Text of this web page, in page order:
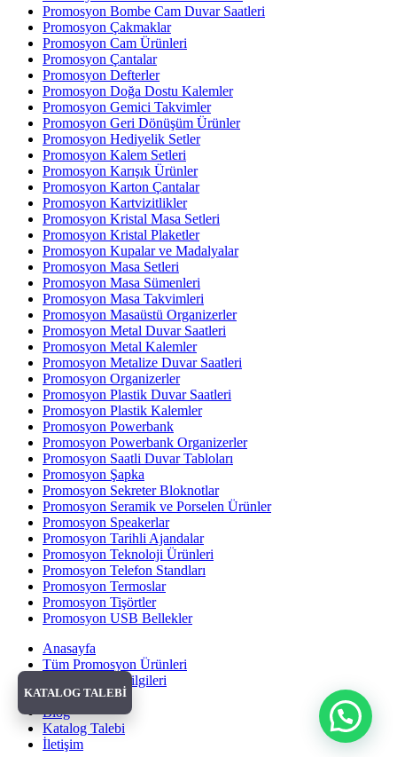
Promosyon Bombe Cam Duvar Saatleri
Promosyon Çakmaklar
Promosyon Cam Ürünleri
Promosyon Çantalar
Promosyon Defterler
Promosyon Doğa Dostu Kalemler
Promosyon Gemici Takvimler
Promosyon Geri Dönüşüm Ürünler
Promosyon Hediyelik Setler
Promosyon Kalem Setleri
Promosyon Karışık Ürünler
Promosyon Karton Çantalar
Promosyon Kartvizitlikler
Promosyon Kristal Masa Setleri
Promosyon Kristal Plaketler
Promosyon Kupalar ve Madalyalar
Promosyon Masa Setleri
Promosyon Masa Sümenleri
Promosyon Masa Takvimleri
Promosyon Masaüstü Organizerler
Promosyon Metal Duvar Saatleri
Promosyon Metal Kalemler
Promosyon Metalize Duvar Saatleri
Promosyon Organizerler
Promosyon Plastik Duvar Saatleri
Promosyon Plastik Kalemler
Promosyon Powerbank
Promosyon Powerbank Organizerler
Promosyon Saatli Duvar Tabloları
Promosyon Şapka
Promosyon Sekreter Bloknotlar
Promosyon Seramik ve Porselen Ürünler
Promosyon Speakerlar
Promosyon Tarihli Ajandalar
Promosyon Teknoloji Ürünleri
Promosyon Telefon Standları
Promosyon Termoslar
Promosyon Tişörtler
Promosyon USB Bellekler
Anasayfa
Tüm Promosyon Ürünleri
Banka Hesap Bilgileri
Hakkımızda
Blog
Katalog Talebi
İletişim
KATALOG TALEBİ